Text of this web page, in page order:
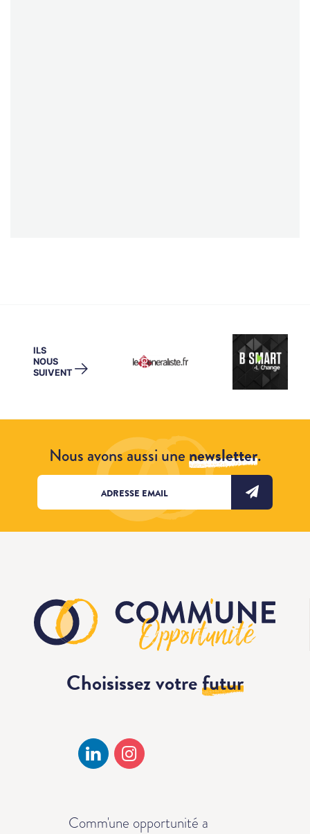
ILS
NOUS
SUIVENT →
Nous avons aussi unenewsletter.
Choisissez votrefutur
Comm'une opportunité a